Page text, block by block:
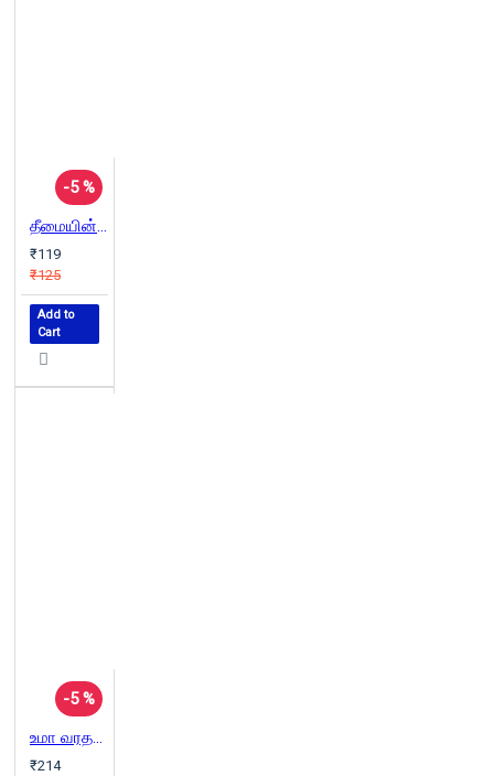
-5 %
தீமையின் மலர்கள்
₹119
₹125
Add to
Cart
-5 %
உமா வரதராஜன் கதைகள்
₹214